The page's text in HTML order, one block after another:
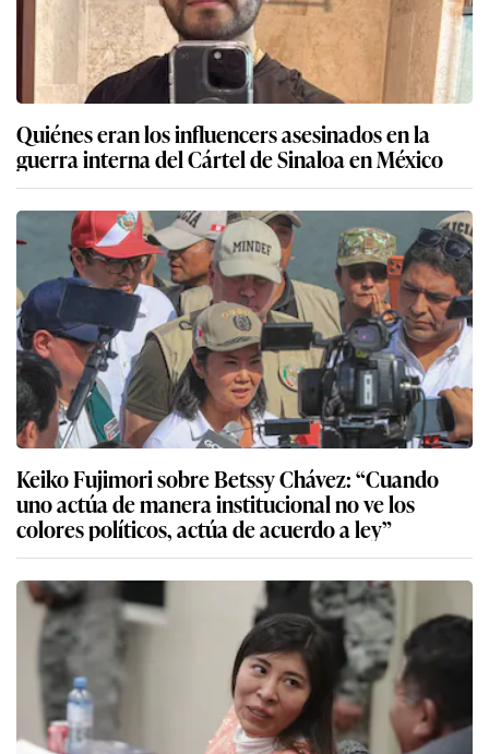
Quiénes eran los influencers asesinados en la
guerra interna del Cártel de Sinaloa en México
Keiko Fujimori sobre Betssy Chávez: “Cuando
uno actúa de manera institucional no ve los
colores políticos, actúa de acuerdo a ley”